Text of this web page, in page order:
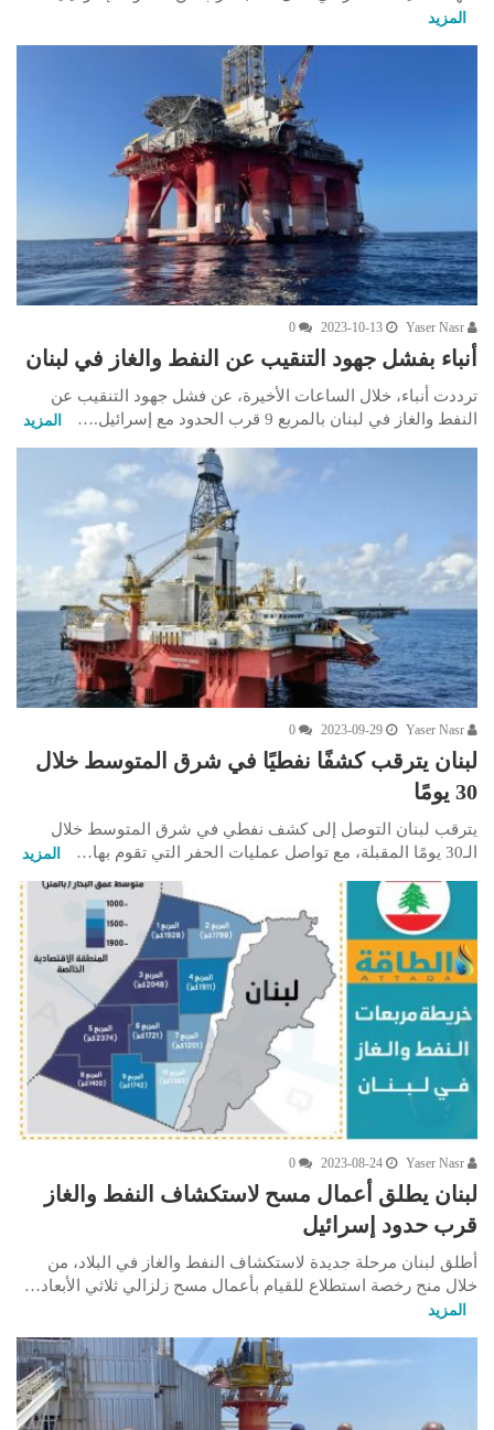
المزيد
2023-10-13
0
أنباء بفشل جهود التنقيب عن النفط والغاز في لبنان
ترددت أنباء، خلال الساعات الأخيرة، عن فشل جهود التنقيب عن
النفط والغاز في لبنان بالمربع 9 قرب الحدود مع إسرائيل.…
المزيد
2023-09-29
0
لبنان يترقب كشفًا نفطيًا في شرق المتوسط خلال
30 يومًا
يترقب لبنان التوصل إلى كشف نفطي في شرق المتوسط خلال
الـ30 يومًا المقبلة، مع تواصل عمليات الحفر التي تقوم بها…
المزيد
2023-08-24
0
لبنان يطلق أعمال مسح لاستكشاف النفط والغاز
قرب حدود إسرائيل
أطلق لبنان مرحلة جديدة لاستكشاف النفط والغاز في البلاد، من
خلال منح رخصة استطلاع للقيام بأعمال مسح زلزالي ثلاثي الأبعاد…
المزيد